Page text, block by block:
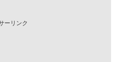
ーリンク